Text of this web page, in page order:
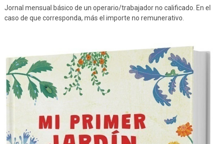
Jornal mensual básico de un operario/trabajador no calificado. En el
caso de que corresponda, más el importe no remunerativo.